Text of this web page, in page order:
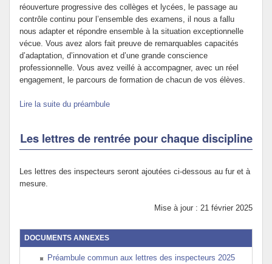
réouverture progressive des collèges et lycées, le passage au
contrôle continu pour l’ensemble des examens, il nous a fallu
nous adapter et répondre ensemble à la situation exceptionnelle
vécue. Vous avez alors fait preuve de remarquables capacités
d’adaptation, d’innovation et d’une grande conscience
professionnelle. Vous avez veillé à accompagner, avec un réel
engagement, le parcours de formation de chacun de vos élèves.
Lire la suite du préambule
Les lettres de rentrée pour chaque discipline
Les lettres des inspecteurs seront ajoutées ci-dessous au fur et à
mesure.
Mise à jour : 21 février 2025
DOCUMENTS ANNEXES
Préambule commun aux lettres des inspecteurs 2025